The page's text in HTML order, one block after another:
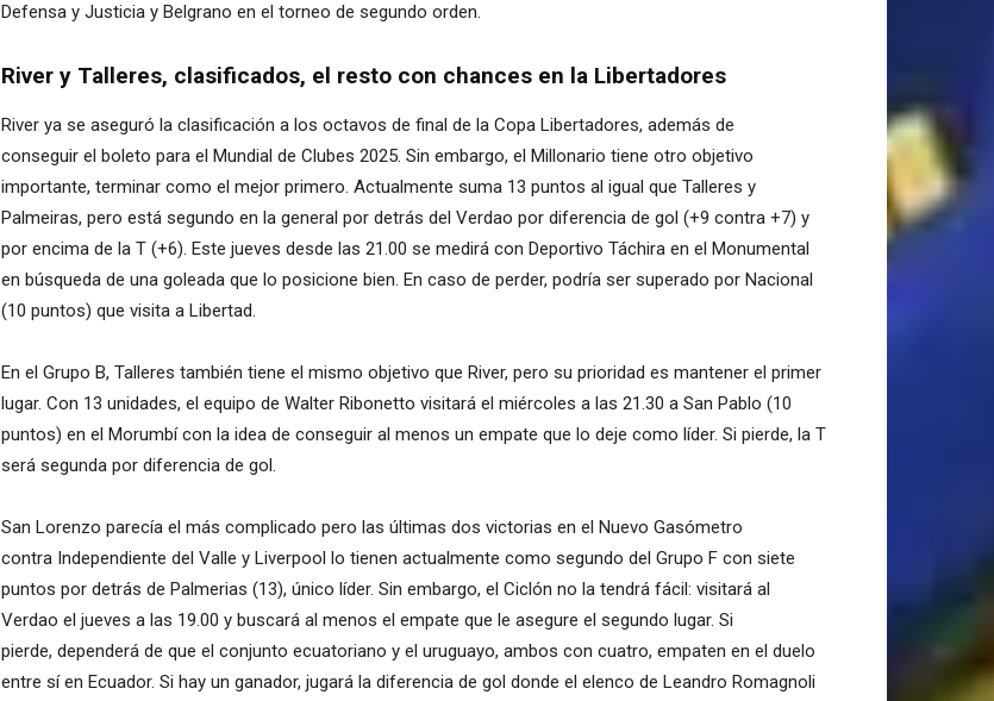
Defensa y Justicia y Belgrano en el torneo de segundo orden.
River y Talleres, clasificados, el resto con chances en la Libertadores
River ya se aseguró la clasificación a los octavos de final de la Copa Libertadores, además de
conseguir el boleto para el Mundial de Clubes 2025. Sin embargo, el Millonario tiene otro objetivo
importante, terminar como el mejor primero. Actualmente suma 13 puntos al igual que Talleres y
Palmeiras, pero está segundo en la general por detrás del Verdao por diferencia de gol (+9 contra +7) y
por encima de la T (+6). Este jueves desde las 21.00 se medirá con Deportivo Táchira en el Monumental
en búsqueda de una goleada que lo posicione bien. En caso de perder, podría ser superado por Nacional
(10 puntos) que visita a Libertad.
En el Grupo B, Talleres también tiene el mismo objetivo que River, pero su prioridad es mantener el primer
lugar. Con 13 unidades, el equipo de Walter Ribonetto visitará el miércoles a las 21.30 a San Pablo (10
puntos) en el Morumbí con la idea de conseguir al menos un empate que lo deje como líder. Si pierde, la T
será segunda por diferencia de gol.
San Lorenzo parecía el más complicado pero las últimas dos victorias en el Nuevo Gasómetro
contra Independiente del Valle y Liverpool lo tienen actualmente como segundo del Grupo F con siete
puntos por detrás de Palmerias (13), único líder. Sin embargo, el Ciclón no la tendrá fácil: visitará al
Verdao el jueves a las 19.00 y buscará al menos el empate que le asegure el segundo lugar. Si
pierde, dependerá de que el conjunto ecuatoriano y el uruguayo, ambos con cuatro, empaten en el duelo
entre sí en Ecuador. Si hay un ganador, jugará la diferencia de gol donde el elenco de Leandro Romagnoli